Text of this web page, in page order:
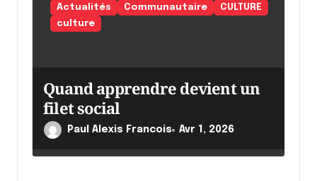
Actualités Communautaire
CULTURE
culture
Quand apprendre devient un
filet social
Paul Alexis Francois Avr 1, 2026